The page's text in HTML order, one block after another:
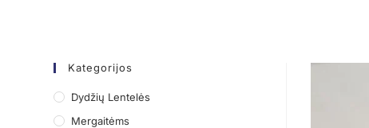
Kategorijos
Dydžių Lentelės
Mergaitėms